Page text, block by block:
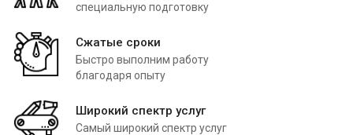
специальную подготовку
Сжатые сроки
Быстро выполним работу
благодаря опыту
Широкий спектр услуг
Самый широкий спектр услуг